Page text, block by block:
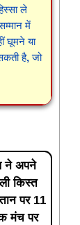
ले
में
घूमने या
है, जो
ने अपने
किस्त
पर 11
मंच पर